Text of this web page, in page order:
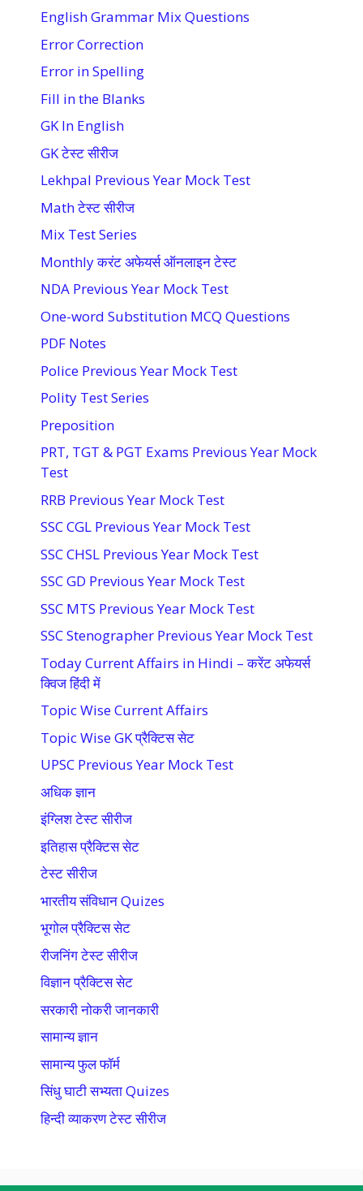
English Grammar Mix Questions
Error Correction
Error in Spelling
Fill in the Blanks
GK In English
GK टेस्ट सीरीज
Lekhpal Previous Year Mock Test
Math टेस्ट सीरीज
Mix Test Series
Monthly करंट अफेयर्स ऑनलाइन टेस्ट
NDA Previous Year Mock Test
One-word Substitution MCQ Questions
PDF Notes
Police Previous Year Mock Test
Polity Test Series
Preposition
PRT, TGT & PGT Exams Previous Year Mock
Test
RRB Previous Year Mock Test
SSC CGL Previous Year Mock Test
SSC CHSL Previous Year Mock Test
SSC GD Previous Year Mock Test
SSC MTS Previous Year Mock Test
SSC Stenographer Previous Year Mock Test
Today Current Affairs in Hindi – करेंट अफेयर्स
क्विज हिंदी में
Topic Wise Current Affairs
Topic Wise GK प्रैक्टिस सेट
UPSC Previous Year Mock Test
अधिक ज्ञान
इंग्लिश टेस्ट सीरीज
इतिहास प्रैक्टिस सेट
टेस्ट सीरीज
भारतीय संविधान Quizes
भूगोल प्रैक्टिस सेट
रीजनिंग टेस्ट सीरीज
विज्ञान प्रैक्टिस सेट
सरकारी नोकरी जानकारी
सामान्य ज्ञान
सामान्य फुल फॉर्म
सिंधु घाटी सभ्यता Quizes
हिन्दी व्याकरण टेस्ट सीरीज